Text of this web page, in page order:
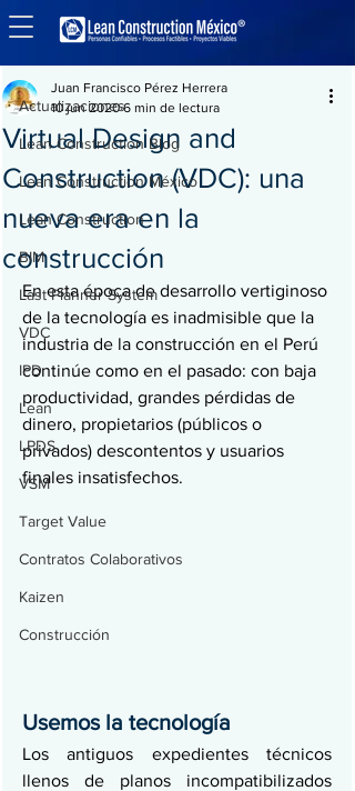
Entrada
Actualizaciones
Lean Construction Blog
Lean Construction México
Lean Construction
BIM
Last Planner System
VDC
IPD
Lean
LPDS
VSM
Target Value
Contratos Colaborativos
Kaizen
Construcción
Virtual Design and
Construction (VDC): una
nueva era en la
construcción
Juan Francisco Pérez Herrera
10 jun 2020 6 min de lectura
En esta época de desarrollo vertiginoso
de la tecnología es inadmisible que la
industria de la construcción en el Perú
continúe como en el pasado: con baja
productividad, grandes pérdidas de
dinero, propietarios (públicos o
privados) descontentos y usuarios
finales insatisfechos.
Usemos la tecnología
Los antiguos expedientes técnicos
llenos de planos incompatibilizados